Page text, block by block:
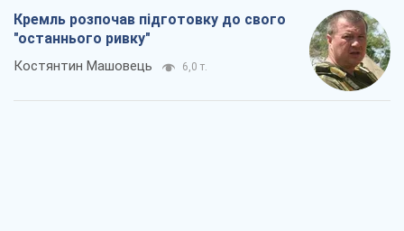
Кремль розпочав підготовку до свого
"останнього ривку"
Костянтин Машовець 6,0 т.